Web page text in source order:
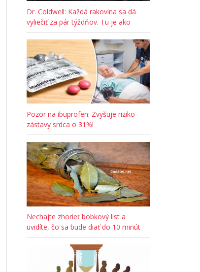
Dr. Coldwell: Každá rakovina sa dá
vyliečiť za pár týždňov. Tu je ako
Pozor na ibuprofen: Zvyšuje riziko
zástavy srdca o 31%!
Nechajte zhorieť bobkový list a
uvidíte, čo sa bude diať do 10 minút